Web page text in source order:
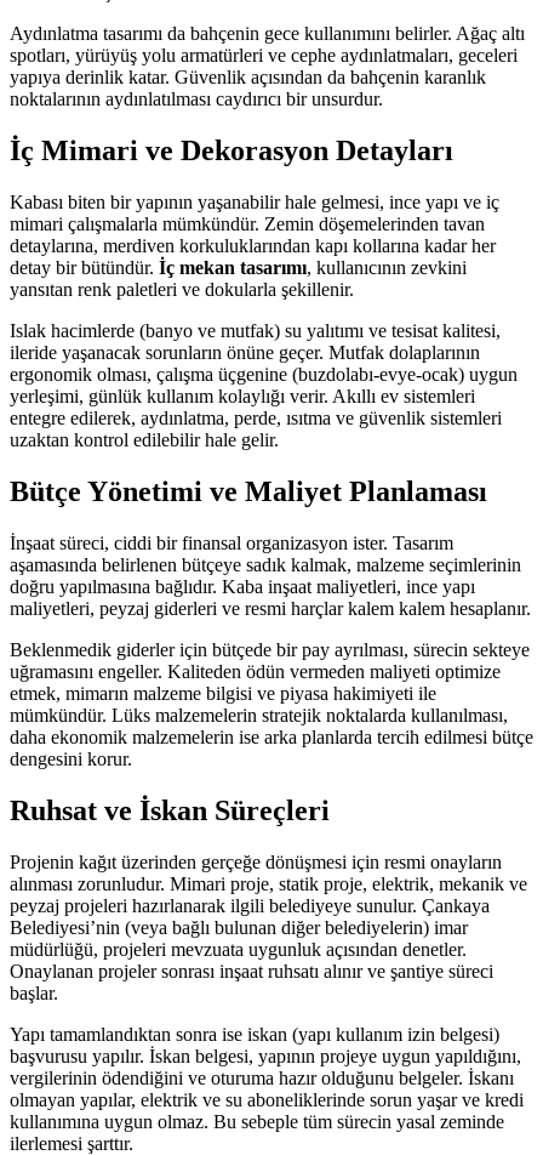
Aydınlatma tasarımı da bahçenin gece kullanımını belirler. Ağaç altı
spotları, yürüyüş yolu armatürleri ve cephe aydınlatmaları, geceleri
yapıya derinlik katar. Güvenlik açısından da bahçenin karanlık
noktalarının aydınlatılması caydırıcı bir unsurdur.
İç Mimari ve Dekorasyon Detayları
Kabası biten bir yapının yaşanabilir hale gelmesi, ince yapı ve iç
mimari çalışmalarla mümkündür. Zemin döşemelerinden tavan
detaylarına, merdiven korkuluklarından kapı kollarına kadar her
detay bir bütündür. İç mekan tasarımı, kullanıcının zevkini
yansıtan renk paletleri ve dokularla şekillenir.
Islak hacimlerde (banyo ve mutfak) su yalıtımı ve tesisat kalitesi,
ileride yaşanacak sorunların önüne geçer. Mutfak dolaplarının
ergonomik olması, çalışma üçgenine (buzdolabı-evye-ocak) uygun
yerleşimi, günlük kullanım kolaylığı verir. Akıllı ev sistemleri
entegre edilerek, aydınlatma, perde, ısıtma ve güvenlik sistemleri
uzaktan kontrol edilebilir hale gelir.
Bütçe Yönetimi ve Maliyet Planlaması
İnşaat süreci, ciddi bir finansal organizasyon ister. Tasarım
aşamasında belirlenen bütçeye sadık kalmak, malzeme seçimlerinin
doğru yapılmasına bağlıdır. Kaba inşaat maliyetleri, ince yapı
maliyetleri, peyzaj giderleri ve resmi harçlar kalem kalem hesaplanır.
Beklenmedik giderler için bütçede bir pay ayrılması, sürecin sekteye
uğramasını engeller. Kaliteden ödün vermeden maliyeti optimize
etmek, mimarın malzeme bilgisi ve piyasa hakimiyeti ile
mümkündür. Lüks malzemelerin stratejik noktalarda kullanılması,
daha ekonomik malzemelerin ise arka planlarda tercih edilmesi bütçe
dengesini korur.
Ruhsat ve İskan Süreçleri
Projenin kağıt üzerinden gerçeğe dönüşmesi için resmi onayların
alınması zorunludur. Mimari proje, statik proje, elektrik, mekanik ve
peyzaj projeleri hazırlanarak ilgili belediyeye sunulur. Çankaya
Belediyesi’nin (veya bağlı bulunan diğer belediyelerin) imar
müdürlüğü, projeleri mevzuata uygunluk açısından denetler.
Onaylanan projeler sonrası inşaat ruhsatı alınır ve şantiye süreci
başlar.
Yapı tamamlandıktan sonra ise iskan (yapı kullanım izin belgesi)
başvurusu yapılır. İskan belgesi, yapının projeye uygun yapıldığını,
vergilerinin ödendiğini ve oturuma hazır olduğunu belgeler. İskanı
olmayan yapılar, elektrik ve su aboneliklerinde sorun yaşar ve kredi
kullanımına uygun olmaz. Bu sebeple tüm sürecin yasal zeminde
ilerlemesi şarttır.